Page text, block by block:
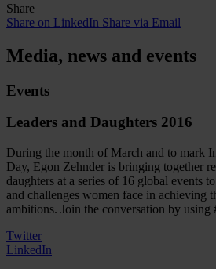
Share
Share on LinkedIn Share via Email
Media, news and events
Events
Leaders and Daughters 2016
During the month of March and to mark
Day, Egon Zehnder is bringing together
daughters at a series of 16 global events
and challenges women face in achieving
ambitions. Join the conversation by using
Twitter
LinkedIn